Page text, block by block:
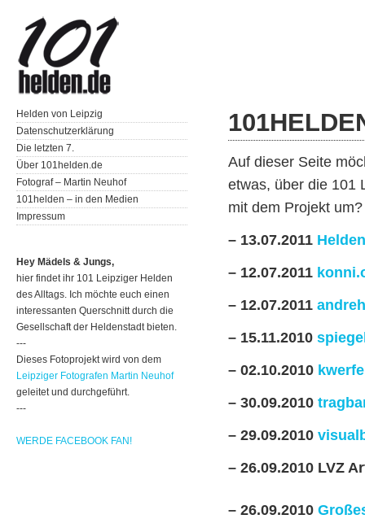
Auf dieser Seite
etwas, über die 101
mit dem Projekt um?
– 13.07.2011
– 12.07.2011
– 12.07.2011
– 15.11.2010
– 02.10.2010
– 30.09.2010
– 29.09.2010
– 26.09.2010 LVZ
– 26.09.2010
Helden von Leipzig
Datenschutzerklärung
Die letzten 7.
Über 101helden.de
Fotograf – Martin Neuhof
101helden – in den Medien
Impressum
Hey Mädels & Jungs,
hier findet ihr 101 Leipziger Helden
des Alltags. Ich möchte euch einen
interessanten Querschnitt durch die
Gesellschaft der Heldenstadt bieten.
---
Dieses Fotoprojekt wird von dem
Leipziger Fotografen Martin Neuhof
geleitet und durchgeführt.
---
WERDE FACEBOOK FAN!